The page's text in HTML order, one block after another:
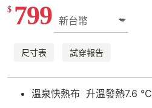
$ 799
尺寸表 試穿報告
溫泉快熱布 升溫發熱7.6 °C